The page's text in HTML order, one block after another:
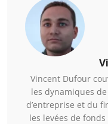
Vincent Dufour
les dynamiques
d’entreprise et du
les levées de